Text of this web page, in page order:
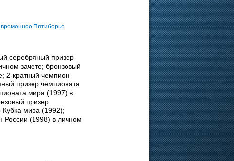
Пятиборье
серебряный призер
зачете; бронзовый
2-кратный чемпион
призер чемпионата
мира (1997) в
призер
мира (1992);
России (1998) в личном